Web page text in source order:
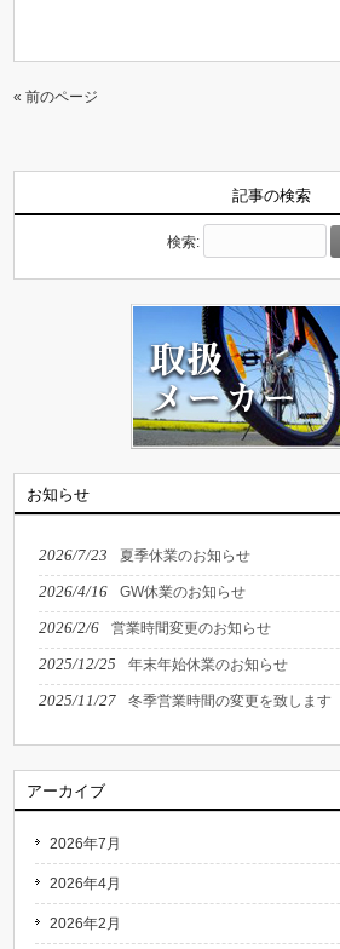
« 前のページ
記事の検索
検索:
お知らせ
2026/7/23 夏季休業のお知らせ
2026/4/16 GW休業のお知らせ
2026/2/6 営業時間変更のお知らせ
2025/12/25 年末年始休業のお知らせ
2025/11/27 冬季営業時間の変更を致します
アーカイブ
2026年7月
2026年4月
2026年2月